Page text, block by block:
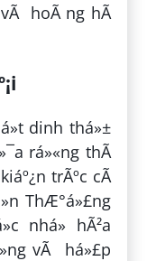
hoÃ ng hÃ
dinh thá»±
rá»«ng thÃ
trÃºc cÃ
ThÆ°á»£ng
nhá» hÃ²a
vÃ há»£p